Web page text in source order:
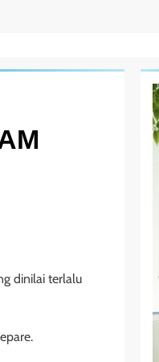
dinilai terlalu